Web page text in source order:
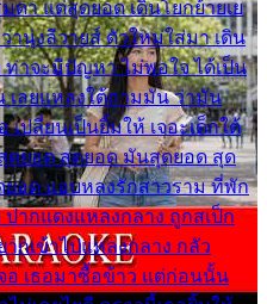
ดา แต่สุดยอด เดินโยกย้ายเย
านุ่งลีวายส์ ตัวใหม่ใส่มา เดิน
าจะมีปัญหา ไม่พอใจ ได้เป็น
เลยแหลงใต้ถามมัน ว่ามัน
ปลี่ยนเป็นยิ้มให้ เจอะเด็กใต้
ดยอด สุดยอด มันสุดยอด สุด
อด แอบหลงรักสาวราม ที่พัก
ปากแดงแหลงกลาง ถูกสเป็ก
ากเข้าไปแหลงกลาง กลัว
อ เธอมาซื้อข้าว แต่ก่อนนั้น